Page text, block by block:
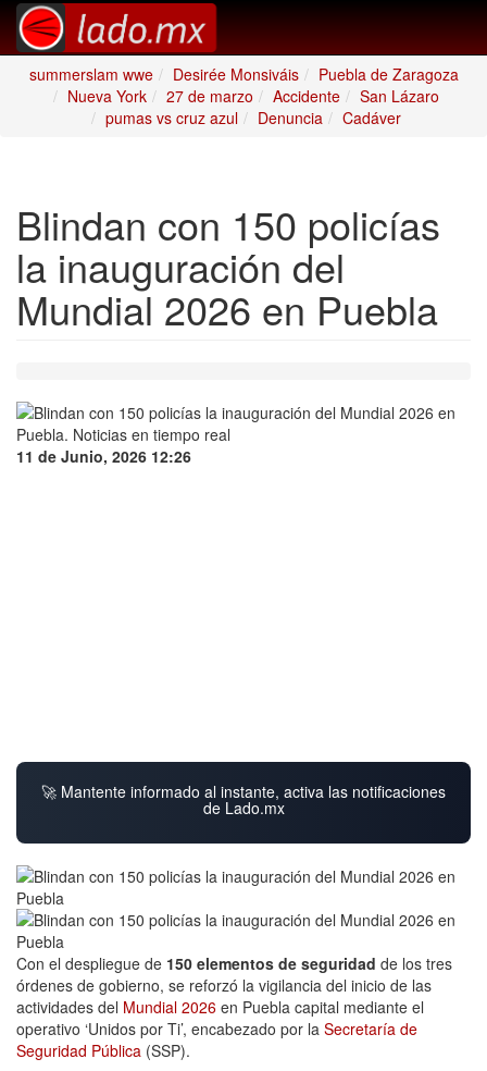
summerslam wwe Desirée Monsiváis
Puebla de Zaragoza
Nueva York
27 de marzo Accidente
San Lázaro
pumas vs cruz azul
Denuncia Cadáver
Blindan con 150 policías
la inauguración del
Mundial 2026 en Puebla
11 de Junio, 2026 12:26
🚀 Mantente informado al instante, activa las notificaciones
de Lado.mx
Con el despliegue de 150 elementos de seguridad de los tres
órdenes de gobierno, se reforzó la vigilancia del inicio de las
actividades del Mundial 2026 en Puebla capital mediante el
operativo ‘Unidos por Ti’, encabezado por la Secretaría de
Seguridad Pública (SSP).